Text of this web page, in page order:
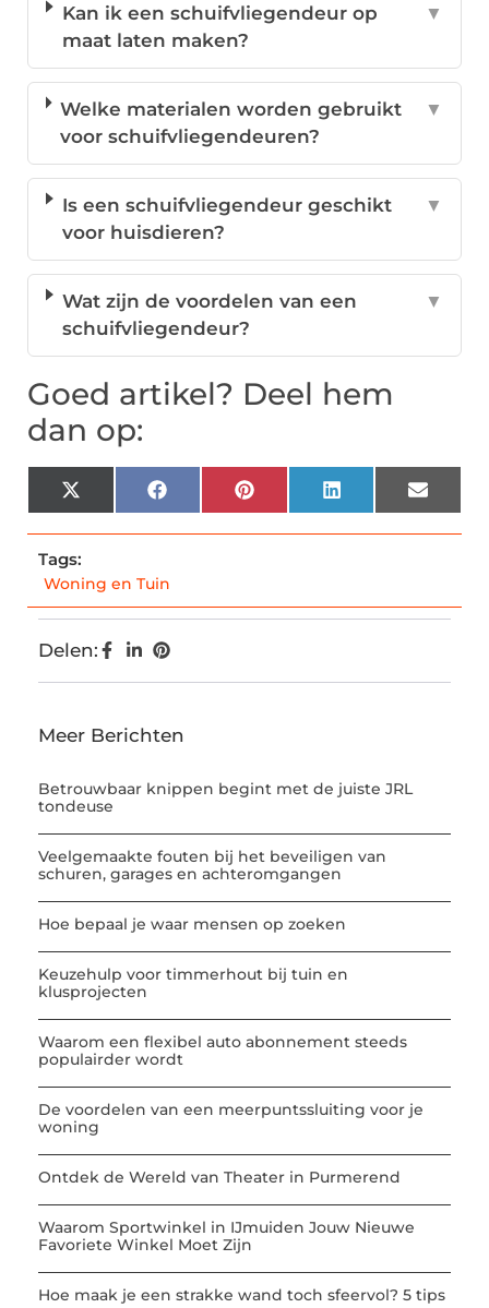
Kan ik een schuifvliegendeur op
maat laten maken?
▼
Welke materialen worden gebruikt
voor schuifvliegendeuren?
▼
Is een schuifvliegendeur geschikt
voor huisdieren?
▼
Wat zijn de voordelen van een
schuifvliegendeur?
▼
Goed artikel? Deel hem
dan op:
X
(Twitter)
FacebookPinterestLinkedInEmail
Tags:
Woning en Tuin
Delen:
Meer Berichten
Betrouwbaar knippen begint met de juiste JRL
tondeuse
Veelgemaakte fouten bij het beveiligen van
schuren, garages en achteromgangen
Hoe bepaal je waar mensen op zoeken
Keuzehulp voor timmerhout bij tuin en
klusprojecten
Waarom een flexibel auto abonnement steeds
populairder wordt
De voordelen van een meerpuntssluiting voor je
woning
Ontdek de Wereld van Theater in Purmerend
Waarom Sportwinkel in IJmuiden Jouw Nieuwe
Favoriete Winkel Moet Zijn
Hoe maak je een strakke wand toch sfeervol? 5 tips